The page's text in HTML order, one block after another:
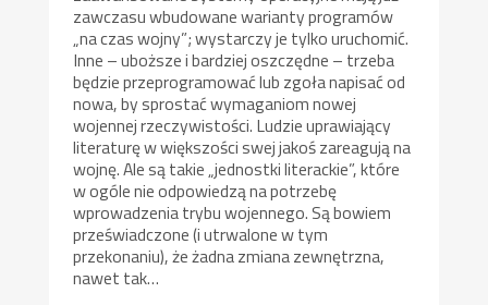
zawczasu wbudowane warianty programów
„na czas wojny”; wystarczy je tylko uruchomić.
Inne – uboższe i bardziej oszczędne – trzeba
będzie przeprogramować lub zgoła napisać od
nowa, by sprostać wymaganiom nowej
wojennej rzeczywistości. Ludzie uprawiający
literaturę w większości swej jakoś zareagują na
wojnę. Ale są takie „jednostki literackie”, które
w ogóle nie odpowiedzą na potrzebę
wprowadzenia trybu wojennego. Są bowiem
przeświadczone (i utrwalone w tym
przekonaniu), że żadna zmiana zewnętrzna,
nawet tak…